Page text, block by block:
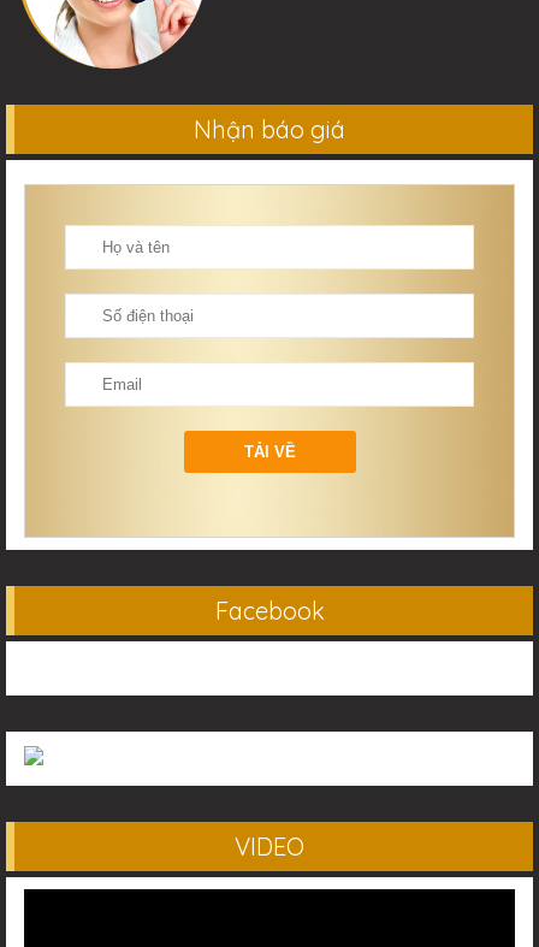
Nhận báo giá
Facebook
VIDEO